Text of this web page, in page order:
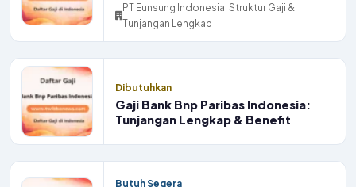
PT Eunsung Indonesia: Struktur Gaji &
Tunjangan Lengkap
Dibutuhkan
Gaji Bank Bnp Paribas Indonesia:
Tunjangan Lengkap & Benefit
Butuh Segera